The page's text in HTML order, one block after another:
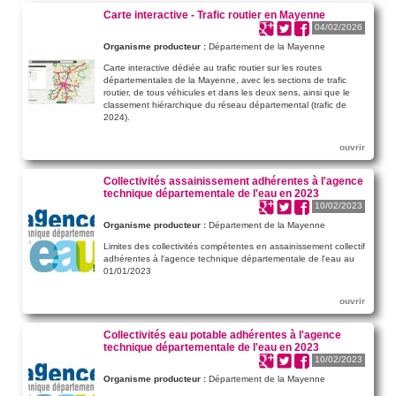
Carte interactive - Trafic routier en Mayenne
04/02/2026
Organisme producteur : Département de la Mayenne
Carte interactive dédiée au trafic routier sur les routes
départementales de la Mayenne, avec les sections de trafic
routier, de tous véhicules et dans les deux sens, ainsi que le
classement hiérarchique du réseau départemental (trafic de
2024).
ouvrir
Collectivités assainissement adhérentes à l'agence
technique départementale de l'eau en 2023
10/02/2023
Organisme producteur : Département de la Mayenne
Limites des collectivités compétentes en assainissement collectif
adhérentes à l'agence technique départementale de l'eau au
01/01/2023
ouvrir
Collectivités eau potable adhérentes à l'agence
technique départementale de l'eau en 2023
10/02/2023
Organisme producteur : Département de la Mayenne